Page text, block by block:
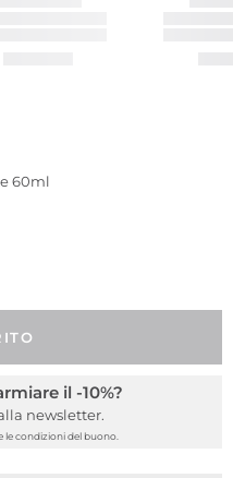
60ml
il -10%?
newsletter.
le condizioni del buono.